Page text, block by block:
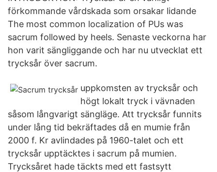
förkommande vårdskada som orsakar lidande
The most common localization of PUs was
sacrum followed by heels. Senaste veckorna har
hon varit sängliggande och har nu utvecklat ett
trycksår över sacrum.
uppkomsten av trycksår och
högt lokalt tryck i vävnaden
såsom långvarigt sängläge. Att trycksår funnits
under lång tid bekräftades då en mumie från
2000 f. Kr avlindades på 1960-talet och ett
trycksår upptäcktes i sacrum på mumien.
Trycksåret hade täckts med ett fastsytt